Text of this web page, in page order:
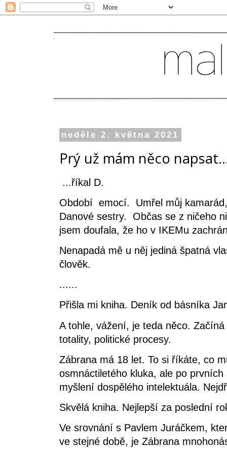
neděle 2. května 2021
Prý už mám něco
...říkal D.
Období emocí. Umřel můj
Danové sestry. Občas se z ničeho
jsem doufala, že ho v IKEMu
Nenapadá mě u něj jediná špatná
člověk.
......
Přišla mi kniha. Deník od básníka
A tohle, vážení, je teda něco.
totality, politické procesy.
Zábrana má 18 let. To si říkáte, co
osmnáctiletého kluka, ale po
myšlení dospělého intelektuála.
Skvělá kniha. Nejlepší za poslední
Ve srovnání s Pavlem Juráčkem,
ve stejné době, je Zábrana